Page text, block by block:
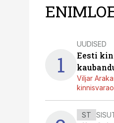
1
UUDISED
Eesti
Viljar
ST